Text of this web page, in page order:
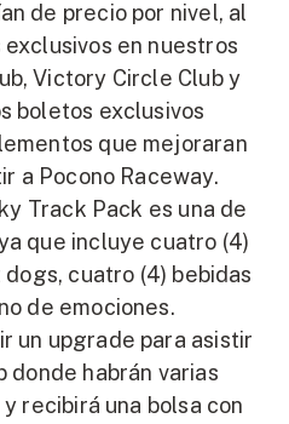
de precio por nivel, al
en nuestros
Victory Circle Club y
boletos exclusivos
que mejoraran
a Pocono Raceway.
Track Pack es una de
que incluye cuatro (4)
cuatro (4) bebidas
de emociones.
un upgrade para asistir
donde habrán varias
recibirá una bolsa con